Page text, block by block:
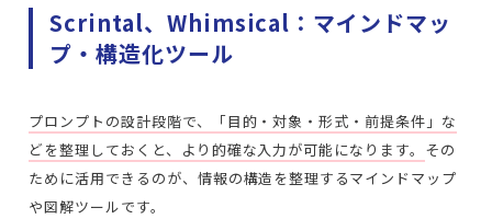
Scrintal、Whimsical：マインドマッ
プ・構造化ツール
プロンプトの設計段階で、「目的・対象・形式・前提条件」な
どを整理しておくと、より的確な入力が可能になります。 その
ために活用できるのが、情報の構造を整理するマインドマップ
や図解ツールです。